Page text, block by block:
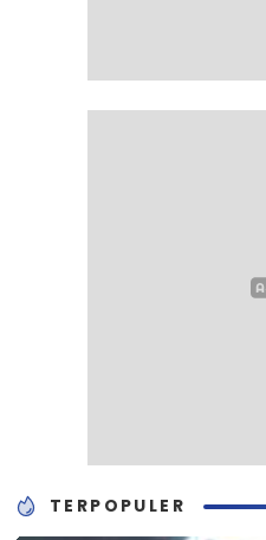
TERPOPULER